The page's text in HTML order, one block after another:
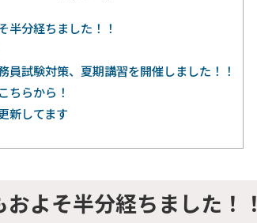
半分経ちました！！
員試験対策、夏期講習を開催しました！！
ちらから！
新してます
よそ半分経ちました！！